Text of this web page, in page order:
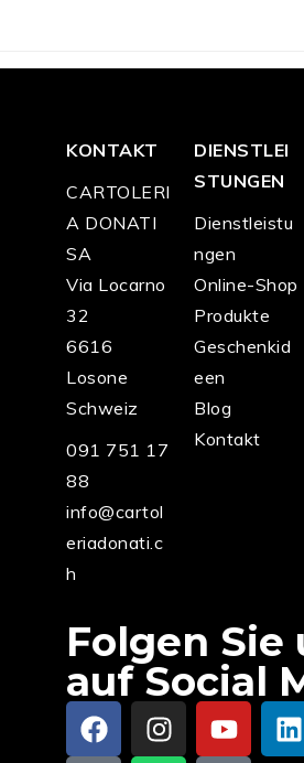
KONTAKT
CARTOLERI
A DONATI
SA
Via Locarno
32
6616
Losone
Schweiz
091 751 17
88
info@cartol
eriadonati.c
h
DIENSTLEI
STUNGEN
Dienstleistu
ngen
Online-Shop
Produkte
Geschenkid
een
Blog
Kontakt
Folgen Sie
auf Social